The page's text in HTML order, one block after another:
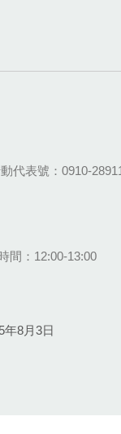
代表號：0910-
間：12:00-13:00
年8月3日